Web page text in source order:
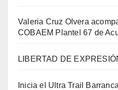
Valeria Cruz Olvera
COBAEM Plantel 67 de
LIBERTAD DE
Inicia el Ultra Trail